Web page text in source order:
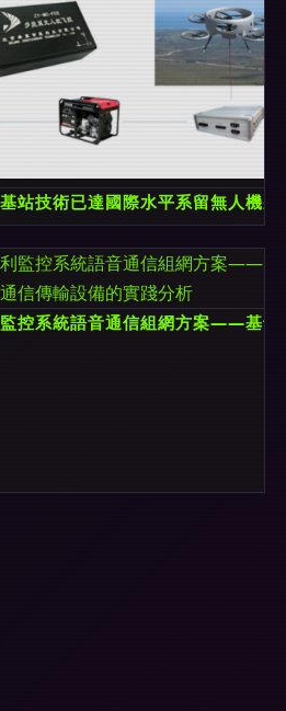
移動業務傳輸網解決方案 - 通信
站技術已達國際水平系留無人機
控系統語音通信組網方案——基于